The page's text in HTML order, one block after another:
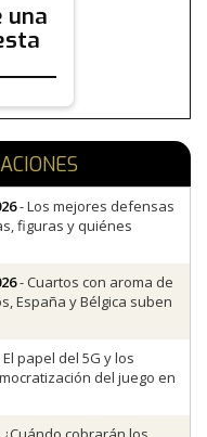
una
- Los mejores defensas
figuras y quiénes
- Cuartos con aroma de
España y Bélgica suben
papel del 5G y los
del juego en